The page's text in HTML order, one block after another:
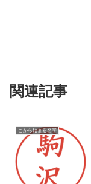
関連記事
こから始まる名字